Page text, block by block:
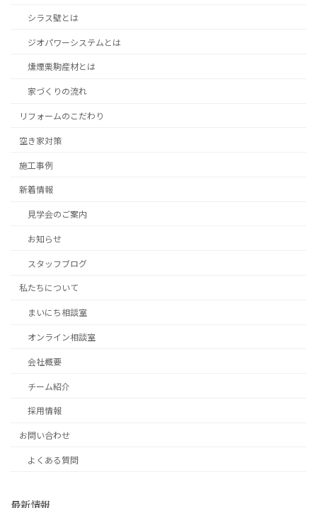
シラス壁とは
ジオパワーシステムとは
燻煙栗駒産材とは
家づくりの流れ
リフォームのこだわり
空き家対策
施工事例
新着情報
見学会のご案内
お知らせ
スタッフブログ
私たちについて
まいにち相談室
オンライン相談室
会社概要
チーム紹介
採用情報
お問い合わせ
よくある質問
最新情報